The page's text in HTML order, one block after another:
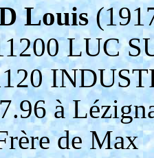
Louis
LUC
à
de Max